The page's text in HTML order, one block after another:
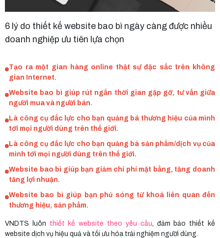
6 lý do thiết kế website bao bì ngày càng được nhiều
doanh nghiệp ưu tiên lựa chọn
Tạo ra một gian hàng online thật sự đặc sắc trên không
gian Internet.
Website bao bì giúp rút ngắn thời gian gặp gỡ, tư vấn giữa
người mua và người bán.
Là công cụ đắc lực cho bạn quảng bá thương hiệu của mình
tới mọi người dùng trên thế giới.
Là công cụ đắc lực cho bạn quảng bá sản phẩm/dịch vụ của
mình tới mọi người dùng trên thế giới.
Website bao bì giúp bạn giảm chi phí mặt bằng, tăng doanh
tăng lợi nhuận.
Website bao bì giúp bạn phủ sóng từ khoá liên quan đến
thương hiệu, sản phẩm.
VNDTS luôn thiết kế website theo yêu cầu , đảm bảo thiết kế
website dịch vụ hiệu quả và tối ưu hóa trải nghiệm người dùng.